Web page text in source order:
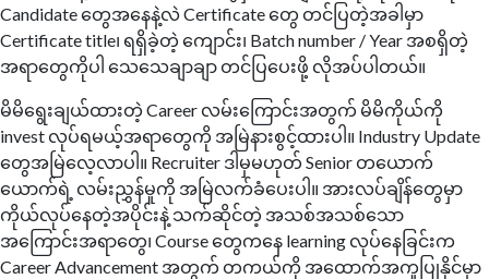
Candidate တွေအနေနဲ့လဲ Certificate တွေ တင်ပြတဲ့အခါမှာ
Certificate title၊ ရရှိခဲ့တဲ့ ကျောင်း၊ Batch number / Year အစရှိတဲ့
အရာတွေကိုပါ သေသေချာချာ တင်ပြပေးဖို့ လိုအပ်ပါတယ်။
မိမိရွေးချယ်ထားတဲ့ Career လမ်းကြောင်းအတွက် မိမိကိုယ်ကို
invest လုပ်ရမယ့်အရာတွေကို အမြဲနားစွင့်ထားပါ။ Industry Update
တွေအမြဲလေ့လာပါ။ Recruiter ဒါမှမဟုတ် Senior တယောက်
ယောက်ရဲ့ လမ်းညွှန်မှုကို အမြဲလက်ခံပေးပါ။ အားလပ်ချိန်တွေမှာ
ကိုယ်လုပ်နေတဲ့အပိုင်းနဲ့ သက်ဆိုင်တဲ့ အသစ်အသစ်သော
အကြောင်းအရာတွေ၊ Course တွေကနေ learning လုပ်နေခြင်းက
Career Advancement အတွက် တကယ်ကို အထောက်အကူပြုနိုင်မှာ